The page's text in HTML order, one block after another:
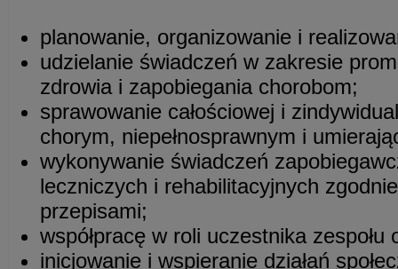
planowanie, organizowanie i
udzielanie świadczeń w zakresie
zdrowia i zapobiegania chorobom;
sprawowanie całościowej i
chorym, niepełnosprawnym i
wykonywanie świadczeń
leczniczych i rehabilitacyjnych
przepisami;
współpracę w roli uczestnika zespołu
inicjowanie i wspieranie działań